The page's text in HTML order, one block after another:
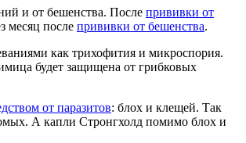
и от бешенства. После прививки от
месяц после прививки от бешенства.
как трихофития и микроспория.
будет защищена от грибковых
от паразитов: блох и клещей. Так
А капли Стронгхолд помимо блох и